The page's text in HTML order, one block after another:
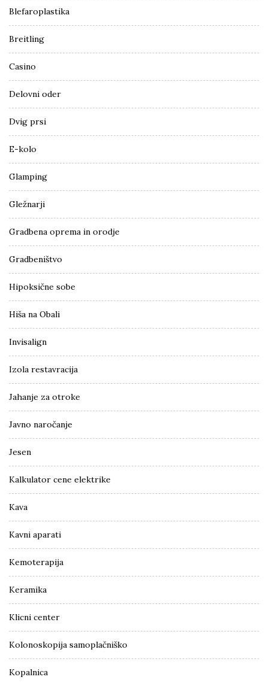
Blefaroplastika
Breitling
Casino
Delovni oder
Dvig prsi
E-kolo
Glamping
Gležnarji
Gradbena oprema in orodje
Gradbeništvo
Hipoksične sobe
Hiša na Obali
Invisalign
Izola restavracija
Jahanje za otroke
Javno naročanje
Jesen
Kalkulator cene elektrike
Kava
Kavni aparati
Kemoterapija
Keramika
Klicni center
Kolonoskopija samoplačniško
Kopalnica